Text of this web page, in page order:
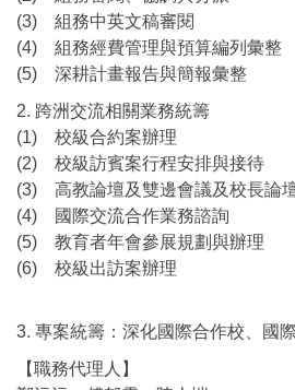
(3) 組務中英文稿審閱
(4) 組務經費管理與預算編列彙整
(5) 深耕計畫報告與簡報彙整
2. 跨洲交流相關業務統籌
(1) 校級合約案辦理
(2) 校級訪賓案行程安排與接待
(3) 高教論壇及雙邊會議及校長論
(4) 國際交流合作業務諮詢
(5) 教育者年會參展規劃與辦理
(6) 校級出訪案辦理
3. 專案統籌：深化國際合作校、國
【職務代理人】